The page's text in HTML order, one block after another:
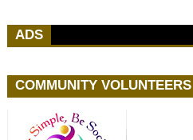
ADS
COMMUNITY VOLUNTEERS